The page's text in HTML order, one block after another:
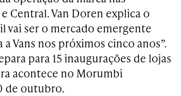
Central. Van Doren explica o
vai ser o mercado emergente
Vans nos próximos cinco anos”.
para 15 inaugurações de lojas
acontece no Morumbi
de outubro.